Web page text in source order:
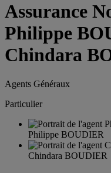
Assurance
Philippe
Chindara
Agents Généraux
Particulier
Philippe BOUDIER
Chindara BOUDIER